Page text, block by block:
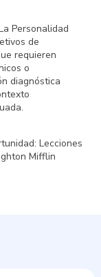
Personalidad
de
requieren
o
diagnóstica
Lecciones
Mifflin